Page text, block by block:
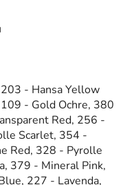
- Hansa Yellow
- Gold Ochre, 380
Red, 256 -
Scarlet, 354 -
Red, 328 - Pyrolle
379 - Mineral Pink,
227 - Lavenda,